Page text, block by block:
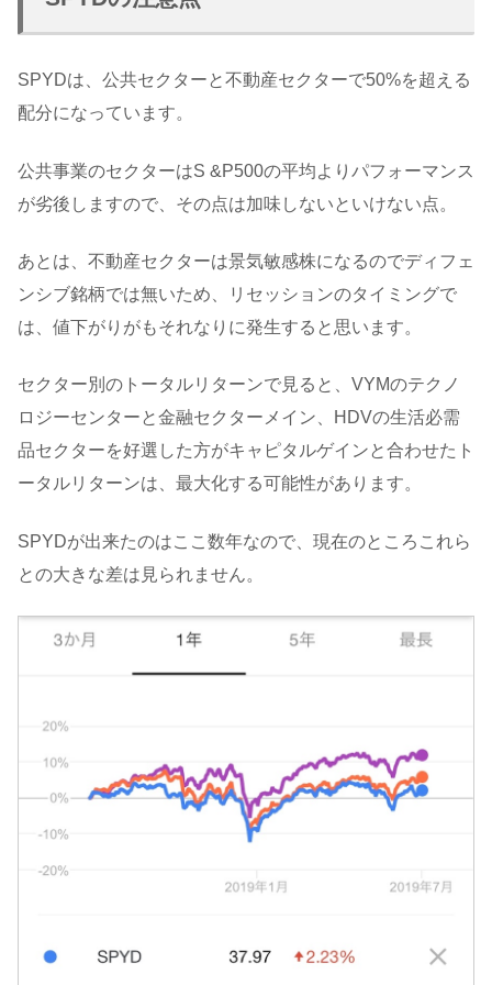
SPYDは、公共セクターと不動産セクターで50%を超える
配分になっています。
公共事業のセクターはS &P500の平均よりパフォーマンス
が劣後しますので、その点は加味しないといけない点。
あとは、不動産セクターは景気敏感株になるのでディフェ
ンシブ銘柄では無いため、リセッションのタイミングで
は、値下がりがもそれなりに発生すると思います。
セクター別のトータルリターンで見ると、VYMのテクノ
ロジーセンターと金融セクターメイン、HDVの生活必需
品セクターを好選した方がキャピタルゲインと合わせたト
ータルリターンは、最大化する可能性があります。
SPYDが出来たのはここ数年なので、現在のところこれら
との大きな差は見られません。